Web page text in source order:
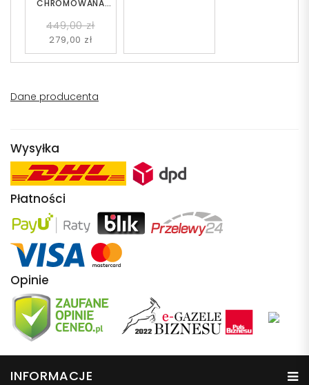
CHROMOWANA
449,00 zł
279,00 zł
Dane producenta
Wysyłka
Płatności
Opinie
INFORMACJE